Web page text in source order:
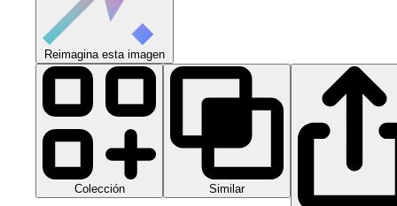
Reimagina esta imagen
Colección Similar